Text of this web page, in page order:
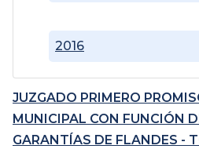
2016
JUZGADO PRIMERO
MUNICIPAL CON FUNCIÓN
GARANTÍAS DE FLANDES -